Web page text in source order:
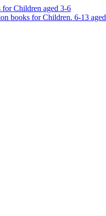
for Children aged 3-6
books for Children. 6-13 aged